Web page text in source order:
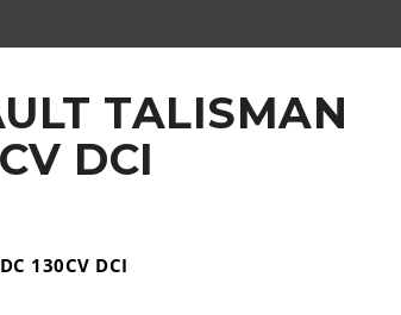
TALISMAN
DCI
130CV DCI